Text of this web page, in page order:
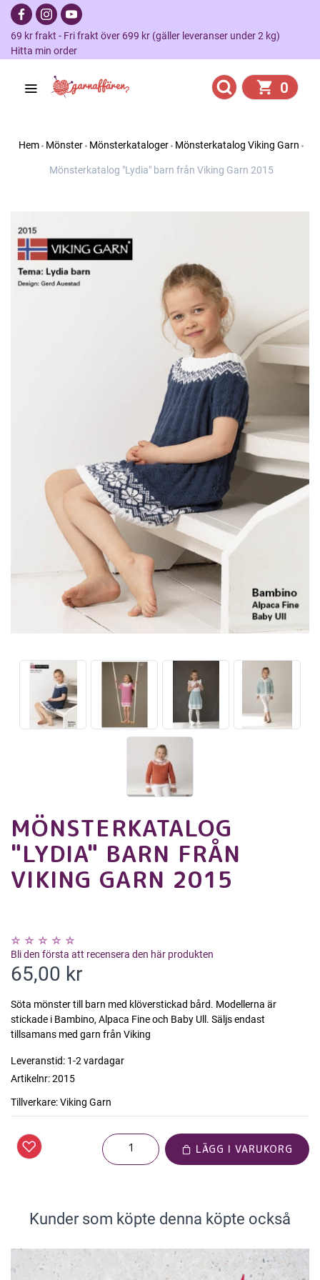
69 kr frakt - Fri frakt över 699 kr (gäller leveranser under 2 kg)
Hitta min order
0
Hem Mönster Mönsterkataloger Mönsterkatalog Viking Garn
Mönsterkatalog "Lydia" barn från Viking Garn 2015
MÖNSTERKATALOG
"LYDIA" BARN FRÅN
VIKING GARN 2015
Bli den första att recensera den här produkten
65,00 kr
Söta mönster till barn med klöverstickad bård. Modellerna är
stickade i Bambino, Alpaca Fine och Baby Ull. Säljs endast
tillsamans med garn från Viking
Leveranstid: 1-2 vardagar
Artikelnr:2015
Tillverkare:Viking Garn
LÄGG I VARUKORG
Kunder som köpte denna köpte också